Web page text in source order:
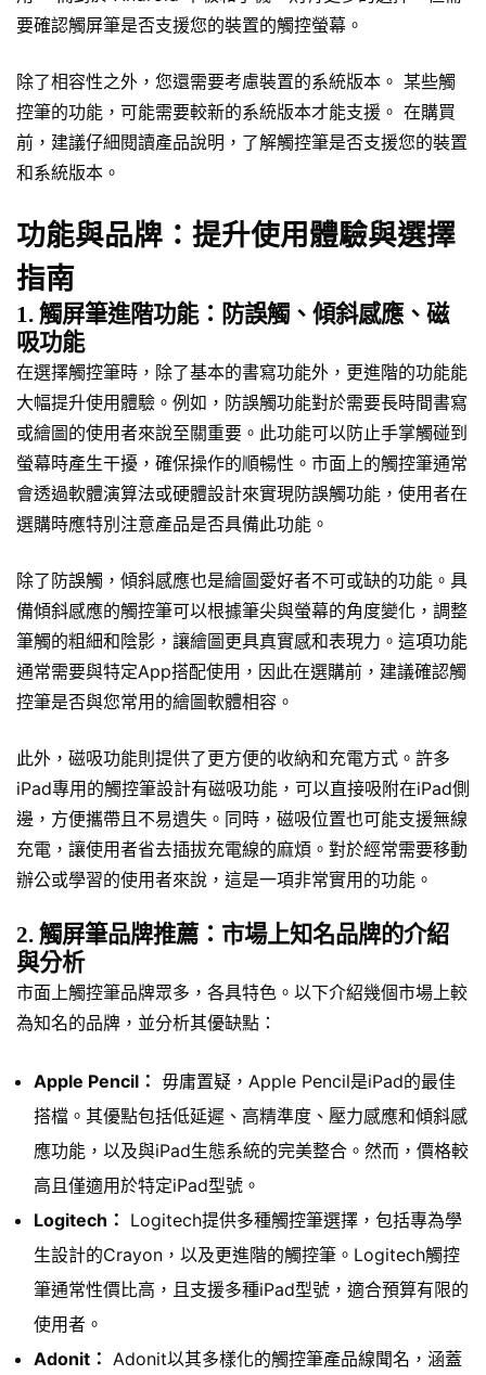
要確認觸屏筆是否支援您的裝置的觸控螢幕。
除了相容性之外，您還需要考慮裝置的系統版本。 某些觸
控筆的功能，可能需要較新的系統版本才能支援。 在購買
前，建議仔細閱讀產品說明，了解觸控筆是否支援您的裝置
和系統版本。
功能與品牌：提升使用體驗與選擇
指南
1. 觸屏筆進階功能：防誤觸、傾斜感應、磁
吸功能
在選擇觸控筆時，除了基本的書寫功能外，更進階的功能能
大幅提升使用體驗。例如，防誤觸功能對於需要長時間書寫
或繪圖的使用者來說至關重要。此功能可以防止手掌觸碰到
螢幕時產生干擾，確保操作的順暢性。市面上的觸控筆通常
會透過軟體演算法或硬體設計來實現防誤觸功能，使用者在
選購時應特別注意產品是否具備此功能。
除了防誤觸，傾斜感應也是繪圖愛好者不可或缺的功能。具
備傾斜感應的觸控筆可以根據筆尖與螢幕的角度變化，調整
筆觸的粗細和陰影，讓繪圖更具真實感和表現力。這項功能
通常需要與特定App搭配使用，因此在選購前，建議確認觸
控筆是否與您常用的繪圖軟體相容。
此外，磁吸功能則提供了更方便的收納和充電方式。許多
iPad專用的觸控筆設計有磁吸功能，可以直接吸附在iPad側
邊，方便攜帶且不易遺失。同時，磁吸位置也可能支援無線
充電，讓使用者省去插拔充電線的麻煩。對於經常需要移動
辦公或學習的使用者來說，這是一項非常實用的功能。
2. 觸屏筆品牌推薦：市場上知名品牌的介紹
與分析
市面上觸控筆品牌眾多，各具特色。以下介紹幾個市場上較
為知名的品牌，並分析其優缺點：
Apple Pencil： 毋庸置疑，Apple Pencil是iPad的最佳
搭檔。其優點包括低延遲、高精準度、壓力感應和傾斜感
應功能，以及與iPad生態系統的完美整合。然而，價格較
高且僅適用於特定iPad型號。
Logitech： Logitech提供多種觸控筆選擇，包括專為學
生設計的Crayon，以及更進階的觸控筆。Logitech觸控
筆通常性價比高，且支援多種iPad型號，適合預算有限的
使用者。
Adonit： Adonit以其多樣化的觸控筆產品線聞名，涵蓋